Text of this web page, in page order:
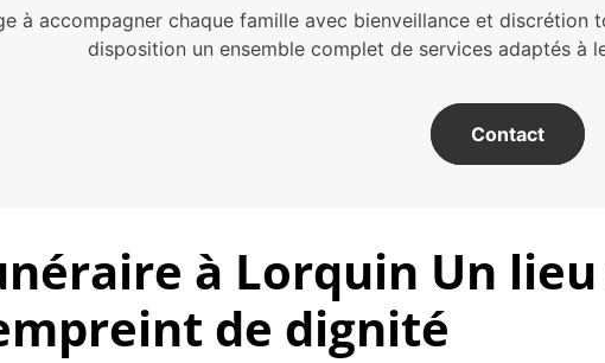
à accompagner chaque famille avec bienveillance et
disposition un ensemble complet de services adaptés à
Contact
à Lorquin Un
de dignité